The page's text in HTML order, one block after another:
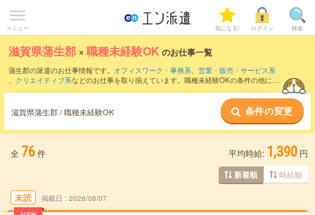
メニュー 気になる! ログイン 検索
滋賀県蒲生郡 ×職種未経験OK のお仕事一覧
蒲生郡の派遣のお仕事情報です。 オフィスワーク・事務系、 営業・販売・サービス系
、 クリエイティブ系などのお仕事を取り揃えています。職種未経験OKの条件の他に、
滋賀県蒲生郡 / 職種未経験OK 条件の変更
全 76件 平均時給: 1,390 円
新着順 時給順
未読 掲載日 2026/08/07